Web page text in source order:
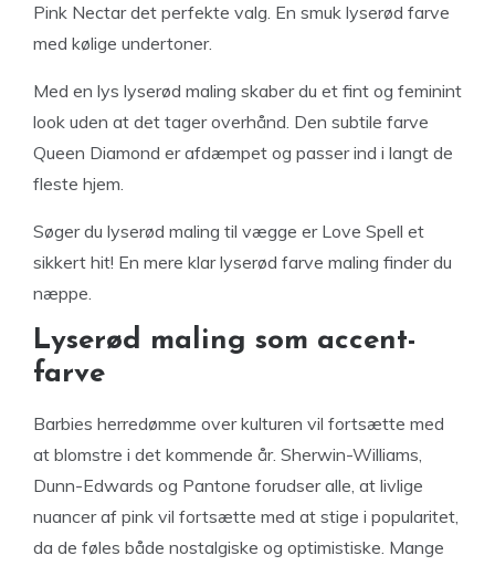
Pink Nectar det perfekte valg. En smuk lyserød farve
med kølige undertoner.
Med en lys lyserød maling skaber du et fint og feminint
look uden at det tager overhånd. Den subtile farve
Queen Diamond er afdæmpet og passer ind i langt de
fleste hjem.
Søger du lyserød maling til vægge er Love Spell et
sikkert hit! En mere klar lyserød farve maling finder du
næppe.
Lyserød maling som accent-
farve
Barbies herredømme over kulturen vil fortsætte med
at blomstre i det kommende år. Sherwin-Williams,
Dunn-Edwards og Pantone forudser alle, at livlige
nuancer af pink vil fortsætte med at stige i popularitet,
da de føles både nostalgiske og optimistiske. Mange